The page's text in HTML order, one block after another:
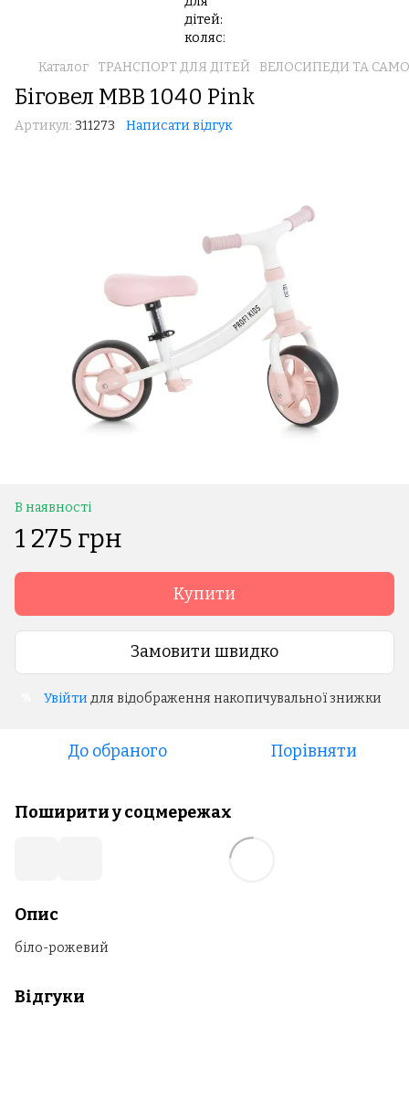
Каталог ТРАНСПОРТ ДЛЯ ДІТЕЙ ВЕЛОСИПЕДИ ТА
Біговел MBB 1040 Pink
Артикул: 311273 Написати відгук
В наявності
1 275 грн
Купити
Замовити швидко
Увійти для відображення накопичувальної знижки
До обраного Порівняти
Поширити у соцмережах
Опис
біло-рожевий
Відгуки